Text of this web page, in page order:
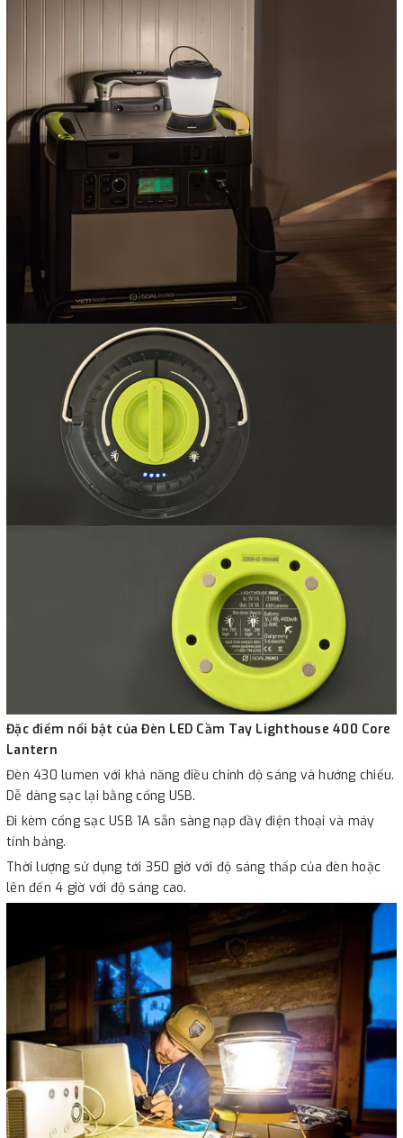
Đặc điểm nổi bật của Đèn LED Cầm Tay Lighthouse 400 Core
Lantern
Đèn 430 lumen với khả năng điều chỉnh độ sáng và hướng chiếu.
Dễ dàng sạc lại bằng cổng USB.
Đi kèm cổng sạc USB 1A sẵn sàng nạp đầy điện thoại và máy
tính bảng.
Thời lượng sử dụng tới 350 giờ với độ sáng thấp của đèn hoặc
lên đến 4 giờ với độ sáng cao.